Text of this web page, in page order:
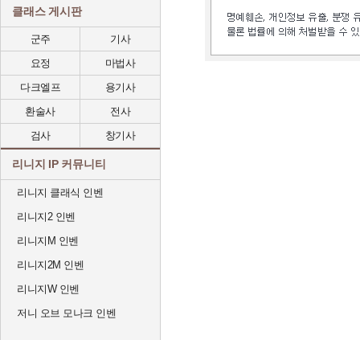
클래스 게시판
군주
기사
요정
마법사
다크엘프
용기사
환술사
전사
검사
창기사
리니지 IP 커뮤니티
리니지 클래식 인벤
리니지2 인벤
리니지M 인벤
리니지2M 인벤
리니지W 인벤
저니 오브 모나크 인벤